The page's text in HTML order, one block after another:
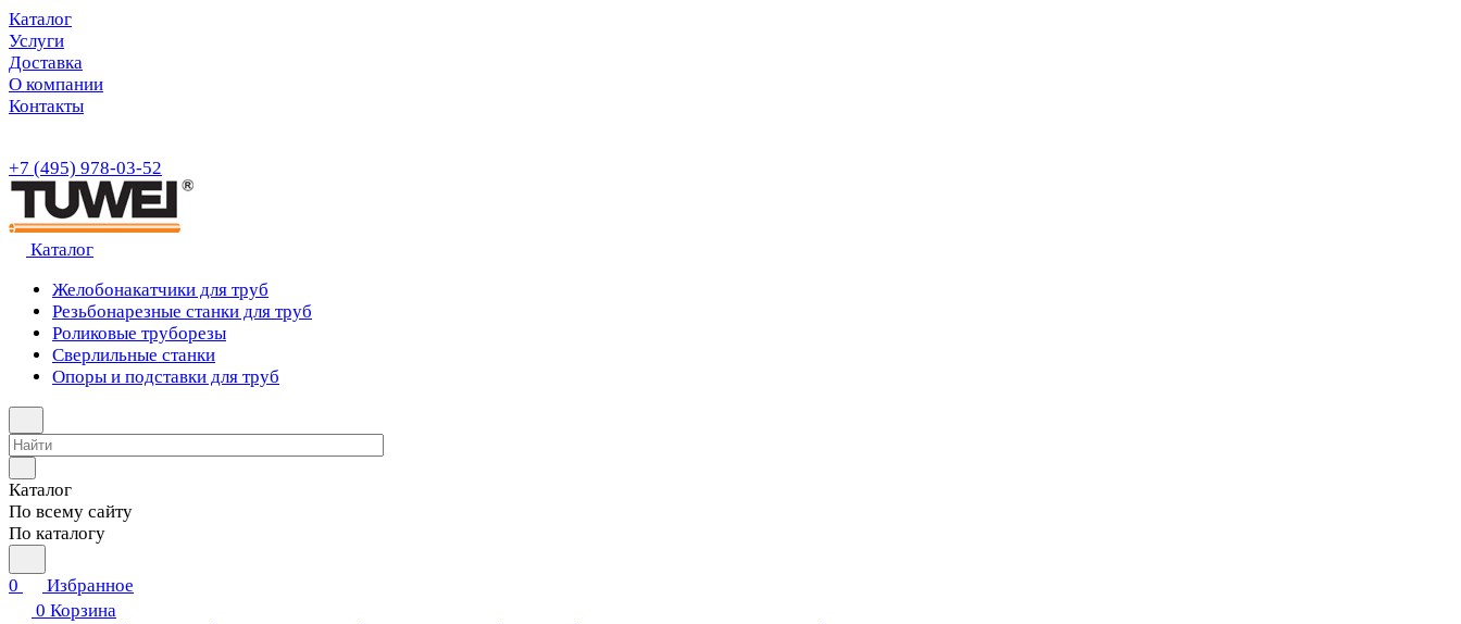
Каталог
Услуги
Доставка
О компании
Контакты
+7 (495) 978-03-52
Каталог
Желобонакатчики для труб
Резьбонарезные станки для труб
Роликовые труборезы
Сверлильные станки
Опоры и подставки для труб
Каталог
По всему сайту
По каталогу
0
Избранное
0 Корзина